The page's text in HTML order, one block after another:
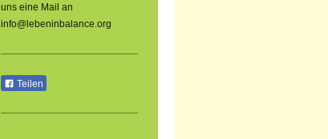
uns eine Mail an
info@lebeninbalance.org
Teilen